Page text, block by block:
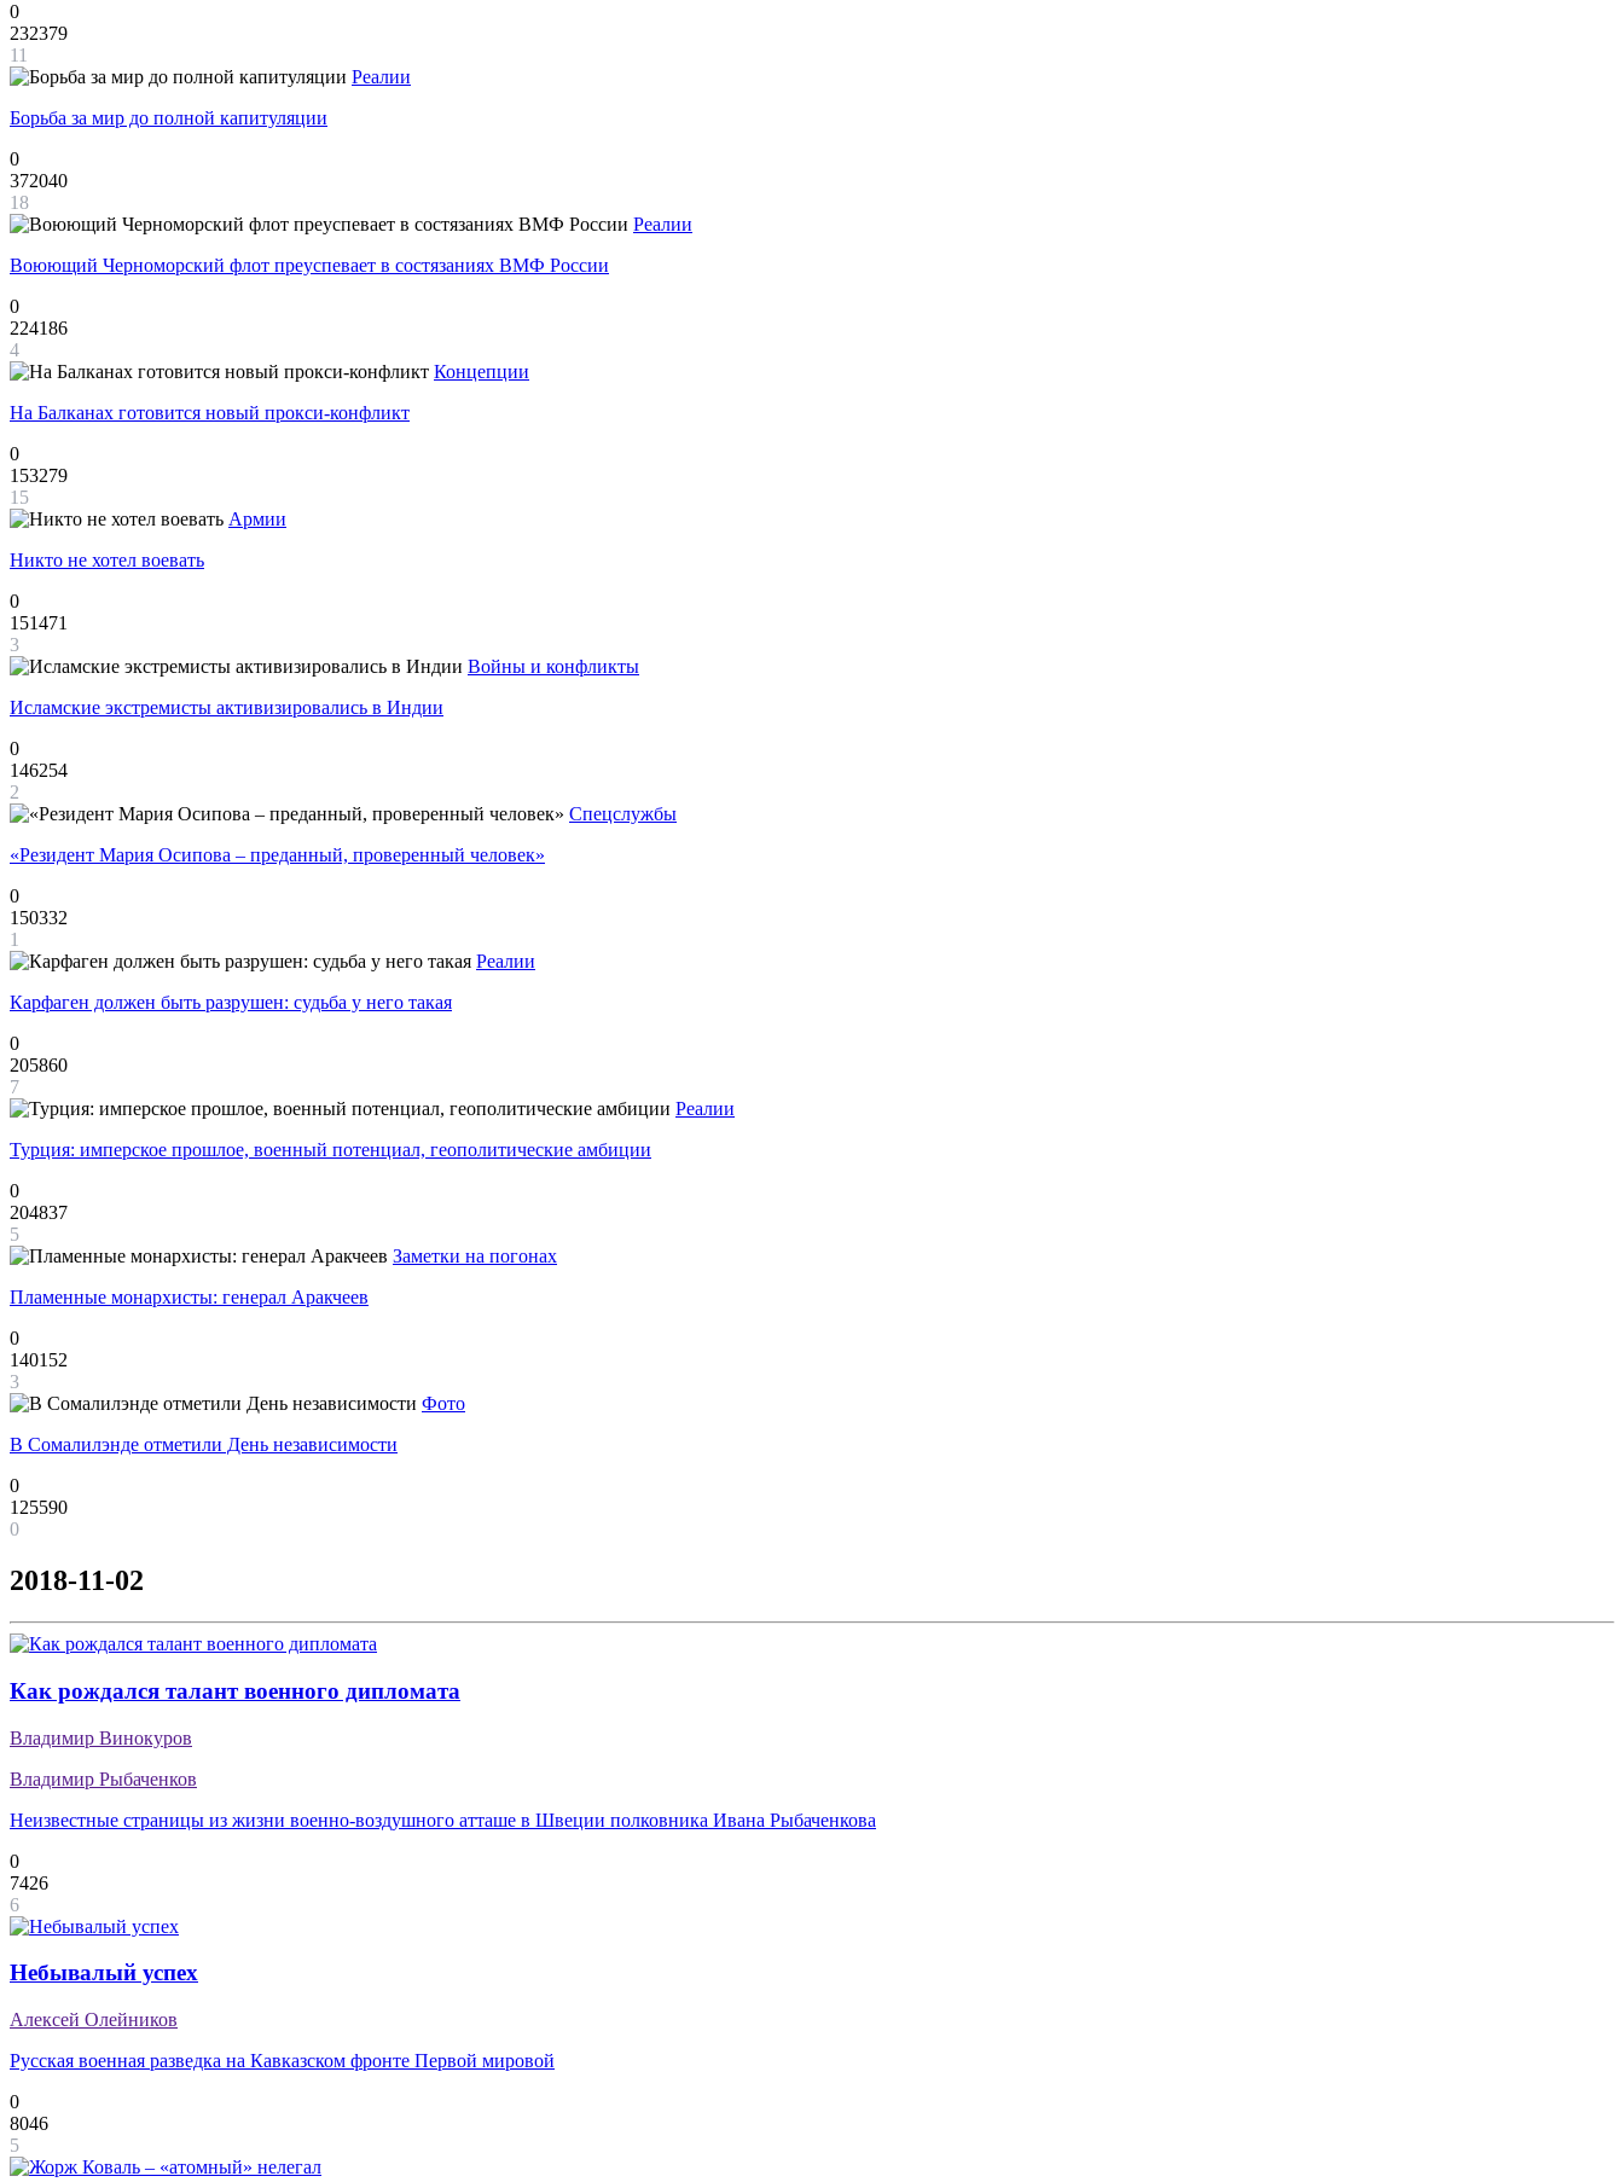
0
232379
11
Реалии
Борьба за мир до полной капитуляции
0
372040
18
Реалии
Воюющий Черноморский флот преуспевает в состязаниях ВМФ России
0
224186
4
Концепции
На Балканах готовится новый прокси-конфликт
0
153279
15
Армии
Никто не хотел воевать
0
151471
3
Войны и конфликты
Исламские экстремисты активизировались в Индии
0
146254
2
Спецслужбы
«Резидент Мария Осипова – преданный, проверенный человек»
0
150332
1
Реалии
Карфаген должен быть разрушен: судьба у него такая
0
205860
7
Реалии
Турция: имперское прошлое, военный потенциал, геополитические амбиции
0
204837
5
Заметки на погонах
Пламенные монархисты: генерал Аракчеев
0
140152
3
Фото
В Сомалилэнде отметили День независимости
0
125590
0
2018-11-02
Как рождался талант военного дипломата
Владимир Винокуров
Владимир Рыбаченков
Неизвестные страницы из жизни военно-воздушного атташе в Швеции полковника Ивана Рыбаченкова
0
7426
6
Небывалый успех
Алексей Олейников
Русская военная разведка на Кавказском фронте Первой мировой
0
8046
5